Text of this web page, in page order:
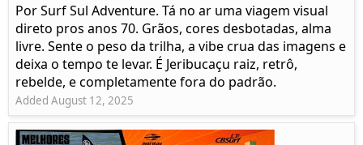
Por Surf Sul Adventure. Tá no ar uma viagem visual
direto pros anos 70. Grãos, cores desbotadas, alma
livre. Sente o peso da trilha, a vibe crua das imagens e
deixa o tempo te levar. É Jeribucaçu raiz, retrô,
rebelde, e completamente fora do padrão.
Added August 12, 2025